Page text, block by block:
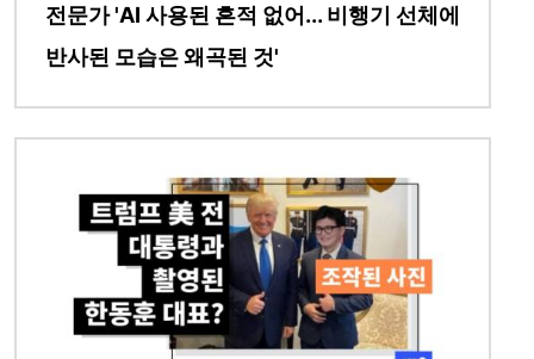
전문가 'AI 사용된 흔적 없어... 비행기 선체에
반사된 모습은 왜곡된 것'